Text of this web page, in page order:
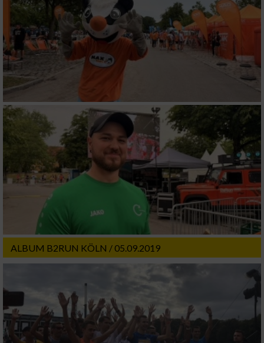
ALBUM B2RUN KÖLN / 05.09.2019